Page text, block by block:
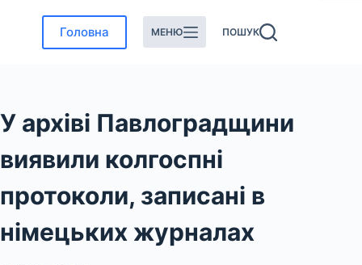
Головна МЕНЮ ПОШУК
У архіві Павлоградщини
виявили колгоспні
протоколи, записані в
німецьких журналах